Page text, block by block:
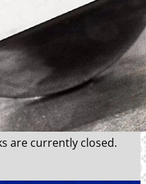
are currently closed.